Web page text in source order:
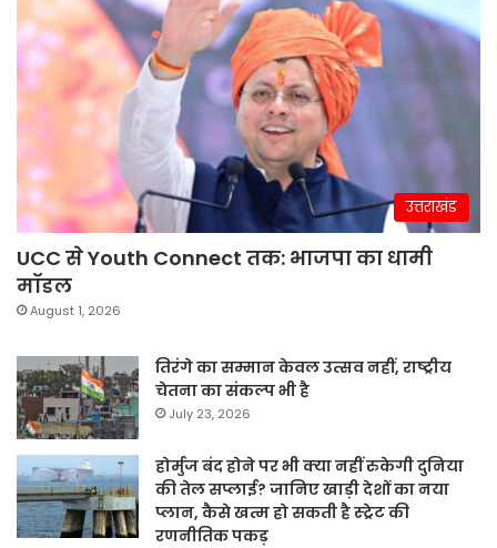
उत्तराखंड
UCC से Youth Connect तक: भाजपा का धामी
मॉडल
August 1, 2026
तिरंगे का सम्मान केवल उत्सव नहीं, राष्ट्रीय
चेतना का संकल्प भी है
July 23, 2026
होर्मुज बंद होने पर भी क्या नहीं रुकेगी दुनिया
की तेल सप्लाई? जानिए खाड़ी देशों का नया
प्लान, कैसे खत्म हो सकती है स्ट्रेट की
रणनीतिक पकड़